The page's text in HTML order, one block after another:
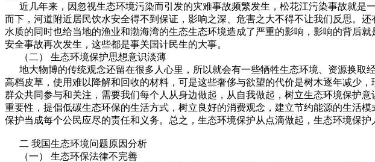
近几年来，因忽视生态环境污染而引发的灾难事故频繁发生，松花江污染事故就是
而下，河道附近居民饮水安全得不到保证，影响之深、危害之大不得不让我们反思。
水质的同时也给当地的渔业和渤海湾的生态生态环境造成了严重的影响，影响的背后
安全事故再次发生，这些都是事关国计民生的大事。
（二） 生态环境保护思想意识淡薄
地大物博的传统观念还留在很多人心里，所以就会有一些牺牲生态环境、资源换取
高档皮草，使用难以降解和回收的材料，可是这些奢侈与欲望的代价是树木逐年减少
群众共同参与和关注，需要我们每个人从身边做起，从自我做起，树立生态环境保护
重要性，提倡低碳生态环保的生活方式，树立良好的消费观念，建立节约能源的生活
保护当成每个公民应尽的责任和义务。总之，生态环境保护从点滴做起，生态环境保护
二 我国生态环境问题原因分析
（一） 生态环保法律不完善